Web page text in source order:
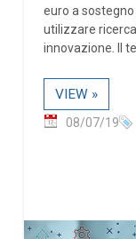
euro a
utilizzare
innovazione. Il
VIEW »
08/07/19